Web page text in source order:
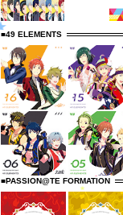
■49 ELEMENTS
■PASSION@TE FORMATION